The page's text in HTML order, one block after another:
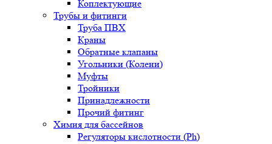
Коплектующие
Трубы и фитинги
Труба ПВХ
Краны
Обратные клапаны
Угольники (Колени)
Муфты
Тройники
Принадлежности
Прочий фитинг
Химия для бассейнов
Регуляторы кислотности (Ph)